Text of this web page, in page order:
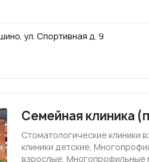
ул. Спортивная д. 9
Семейная клиника
Стоматологические клиники
клиники детские,
взрослые, Многопрофильные